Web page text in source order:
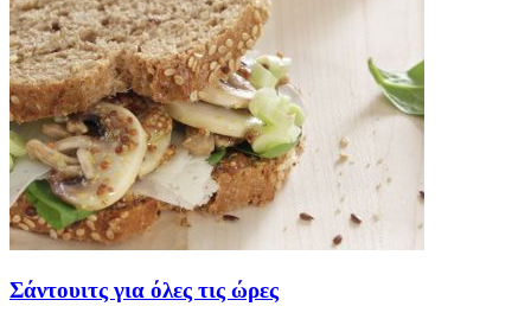
Σάντουιτς για όλες τις ώρες